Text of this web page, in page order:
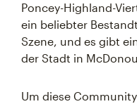
Poncey-Highland-
ein beliebter
Szene, und es gibt
der Stadt in
Um diese